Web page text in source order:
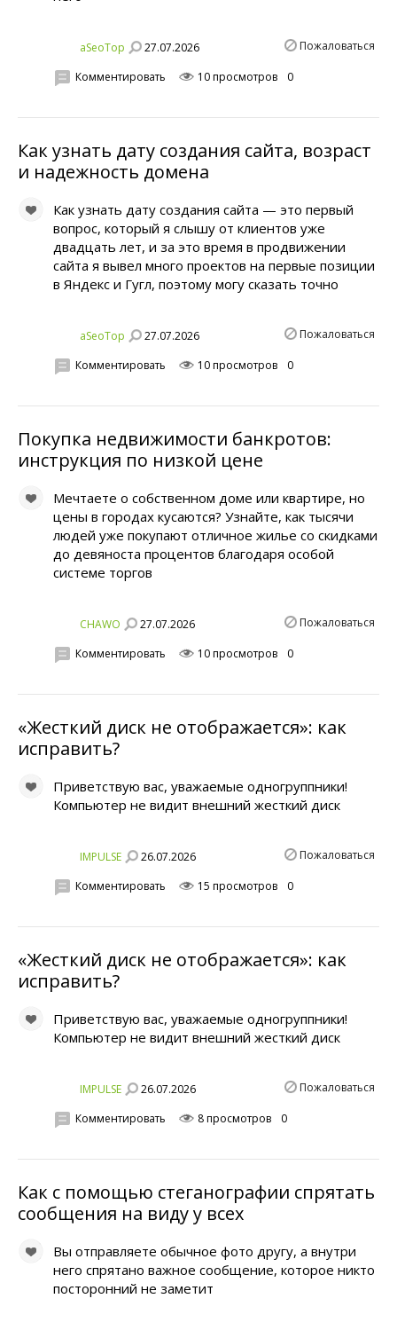
aSeoTop 27.07.2026 Пожаловаться
Комментировать 10 просмотров 0
Как узнать дату создания сайта, возраст
и надежность домена
Как узнать дату создания сайта — это первый
вопрос, который я слышу от клиентов уже
двадцать лет, и за это время в продвижении
сайта я вывел много проектов на первые позиции
в Яндекс и Гугл, поэтому могу сказать точно
aSeoTop 27.07.2026 Пожаловаться
Комментировать 10 просмотров 0
Покупка недвижимости банкротов:
инструкция по низкой цене
Мечтаете о собственном доме или квартире, но
цены в городах кусаются? Узнайте, как тысячи
людей уже покупают отличное жилье со скидками
до девяноста процентов благодаря особой
системе торгов
CHAWO 27.07.2026 Пожаловаться
Комментировать 10 просмотров 0
«Жесткий диск не отображается»: как
исправить?
Приветствую вас, уважаемые одногруппники!
Компьютер не видит внешний жесткий диск
IMPULSE 26.07.2026 Пожаловаться
Комментировать 15 просмотров 0
«Жесткий диск не отображается»: как
исправить?
Приветствую вас, уважаемые одногруппники!
Компьютер не видит внешний жесткий диск
IMPULSE 26.07.2026 Пожаловаться
Комментировать 8 просмотров 0
Как с помощью стеганографии спрятать
сообщения на виду у всех
Вы отправляете обычное фото другу, а внутри
него спрятано важное сообщение, которое никто
посторонний не заметит